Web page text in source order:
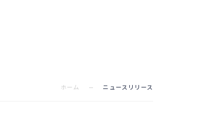
ホーム ニュースリリース